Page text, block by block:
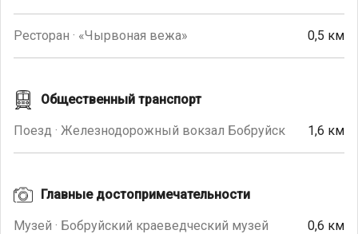
Ресторан · «Чырвоная вежа» 0,5 км
Общественный транспорт
Поезд · Железнодорожный вокзал Бобруйск 1,6 км
Главные достопримечательности
Музей · Бобруйский краеведческий музей 0,6 км